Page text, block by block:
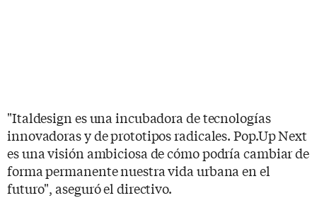
"Italdesign es una incubadora de tecnologías
innovadoras y de prototipos radicales. Pop.Up Next
es una visión ambiciosa de cómo podría cambiar de
forma permanente nuestra vida urbana en el
futuro", aseguró el directivo.